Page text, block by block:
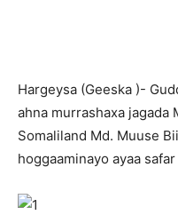
Hargeysa (Geeska )-
ahna murrashaxa jagada
Somaliland Md. Muuse
hoggaaminayo ayaa